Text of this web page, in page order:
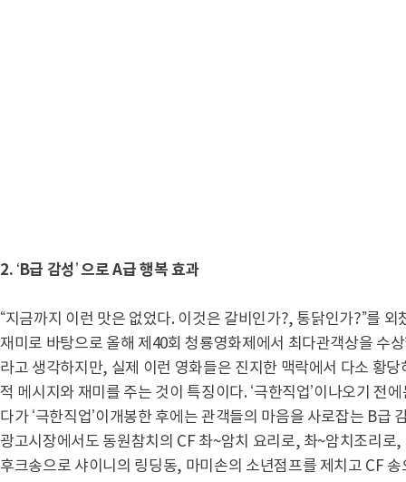
2. ‘B급 감성’ 으로 A급 행복 효과
“지금까지 이런 맛은 없었다. 이것은 갈비인가?, 통닭인가?”를 외
재미로 바탕으로 올해 제40회 청룡영화제에서 최다관객상을 수
라고 생각하지만, 실제 이런 영화들은 진지한 맥락에서 다소 황
적 메시지와 재미를 주는 것이 특징이다. ‘극한직업’이나오기 전
다가 ‘극한직업’이개봉한 후에는 관객들의 마음을 사로잡는 B급
광고시장에서도 동원참치의 CF 촤~암치 요리로, 촤~암치조리로
후크송으로 샤이니의 링딩동, 마미손의 소년점프를 제치고 CF